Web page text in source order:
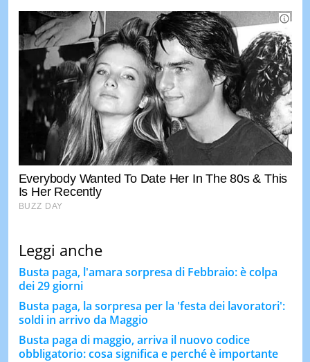
Leggi anche
Busta paga, l'amara sorpresa di Febbraio: è colpa
dei 29 giorni
Busta paga, la sorpresa per la 'festa dei lavoratori':
soldi in arrivo da Maggio
Busta paga di maggio, arriva il nuovo codice
obbligatorio: cosa significa e perché è importante